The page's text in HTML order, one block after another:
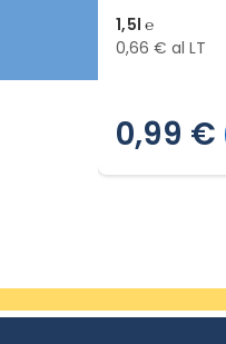
1l ℮
1,15 € al LT
1,15 €